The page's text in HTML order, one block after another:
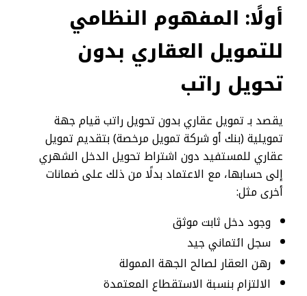
أولًا: المفهوم النظامي
للتمويل العقاري بدون
تحويل راتب
يقصد بـ تمويل عقاري بدون تحويل راتب قيام جهة
تمويلية (بنك أو شركة تمويل مرخصة) بتقديم تمويل
عقاري للمستفيد دون اشتراط تحويل الدخل الشهري
إلى حسابها، مع الاعتماد بدلًا من ذلك على ضمانات
أخرى مثل:
وجود دخل ثابت موثق
سجل ائتماني جيد
رهن العقار لصالح الجهة الممولة
الالتزام بنسبة الاستقطاع المعتمدة